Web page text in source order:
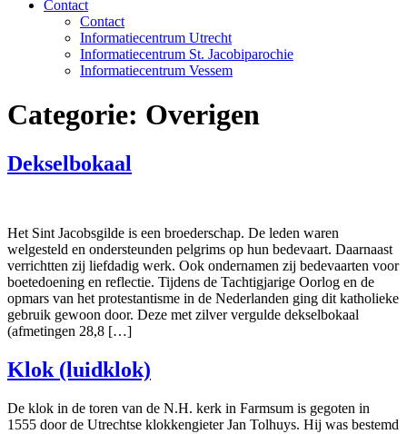
Contact
Contact
Informatiecentrum Utrecht
Informatiecentrum St. Jacobiparochie
Informatiecentrum Vessem
Categorie: Overigen
Dekselbokaal
Het Sint Jacobsgilde is een broederschap. De leden waren
welgesteld en ondersteunden pelgrims op hun bedevaart. Daarnaast
verrichtten zij liefdadig werk. Ook ondernamen zij bedevaarten voor
boetedoening en reflectie. Tijdens de Tachtigjarige Oorlog en de
opmars van het protestantisme in de Nederlanden ging dit katholieke
gebruik gewoon door. Deze met zilver vergulde dekselbokaal
(afmetingen 28,8 […]
Klok (luidklok)
De klok in de toren van de N.H. kerk in Farmsum is gegoten in
1555 door de Utrechtse klokkengieter Jan Tolhuys. Hij was bestemd